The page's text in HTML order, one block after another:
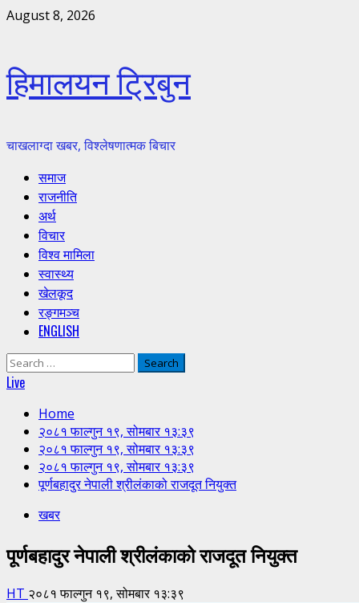
Skip
August 8, 2026
हिमालयन ट्रिबुन
चाखलाग्दा खबर, विश्लेषणात्मक बिचार
Primary
Menu
समाज
राजनीति
अर्थ
विचार
विश्व मामिला
स्वास्थ्य
खेलकूद
रङ्गमञ्च
ENGLISH
Search
for:
Live
Home
२०८१ फाल्गुन १९, सोमबार १३:३९
२०८१ फाल्गुन १९, सोमबार १३:३९
२०८१ फाल्गुन १९, सोमबार १३:३९
पूर्णबहादुर नेपाली श्रीलंकाको राजदूत नियुक्त
खबर
पूर्णबहादुर नेपाली श्रीलंकाको राजदूत नियुक्त
HT २०८१ फाल्गुन १९, सोमबार १३:३९